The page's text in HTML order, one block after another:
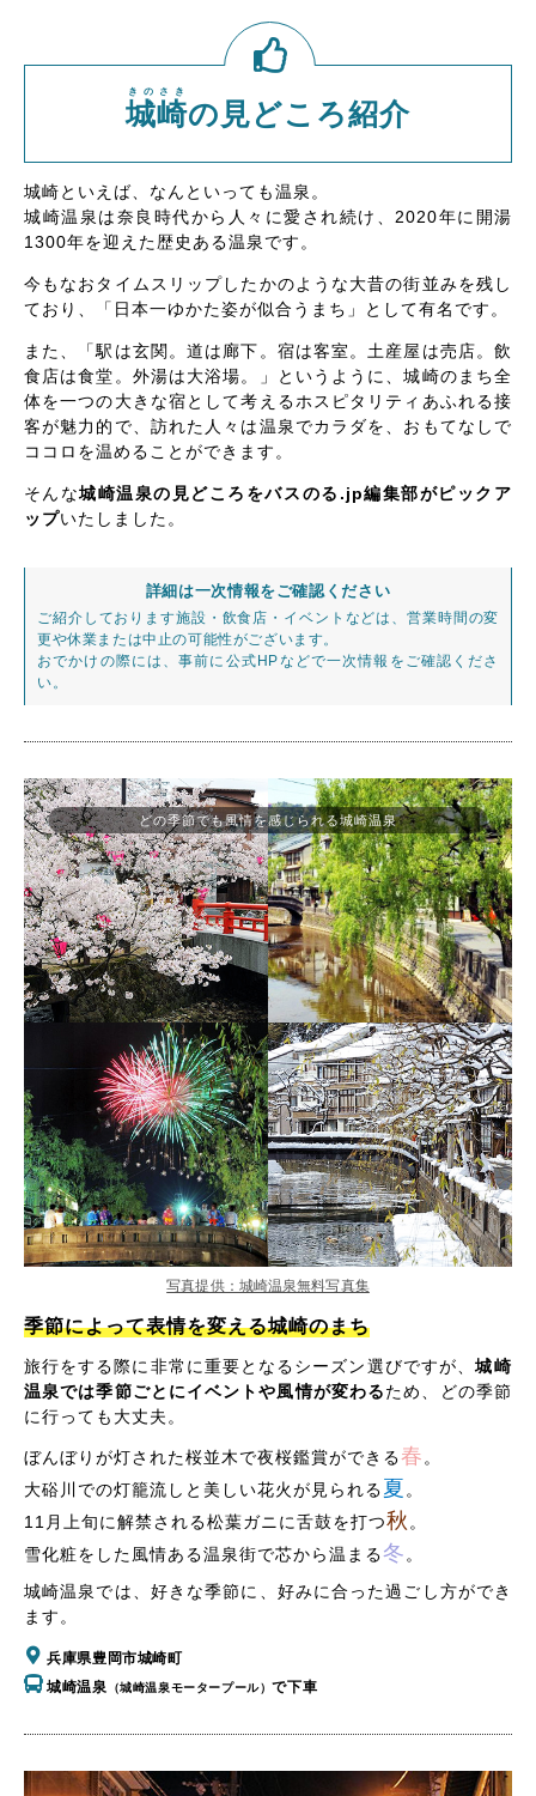
城崎
きのさき
の見どころ紹介
城崎といえば、なんといっても温泉。
城崎温泉は奈良時代から人々に愛され続け、2020年に開湯
1300年を迎えた歴史ある温泉です。
今もなおタイムスリップしたかのような大昔の街並みを残し
ており、「日本一ゆかた姿が似合うまち」として有名です。
また、「駅は玄関。道は廊下。宿は客室。土産屋は売店。飲
食店は食堂。外湯は大浴場。」というように、城崎のまち全
体を一つの大きな宿として考えるホスピタリティあふれる接
客が魅力的で、訪れた人々は温泉でカラダを、おもてなしで
ココロを温めることができます。
そんな城崎温泉の見どころをバスのる.jp編集部がピックア
ップいたしました。
詳細は一次情報をご確認ください
ご紹介しております施設・飲食店・イベントなどは、営業時間の変
更や休業または中止の可能性がございます。
おでかけの際には、事前に公式HPなどで一次情報をご確認くださ
い。
どの季節でも風情を感じられる城崎温泉
写真提供：城崎温泉無料写真集
季節によって表情を変える城崎のまち
旅行をする際に非常に重要となるシーズン選びですが、 城崎
温泉では季節ごとにイベントや風情が変わるため、どの季節
に行っても大丈夫。
ぼんぼりが灯された桜並木で夜桜鑑賞ができる春 。
大硲川での灯籠流しと美しい花火が見られる夏 。
11月上旬に解禁される松葉ガニに舌鼓を打つ秋 。
雪化粧をした風情ある温泉街で芯から温まる冬 。
城崎温泉では、好きな季節に、好みに合った過ごし方ができ
ます。
兵庫県豊岡市城崎町
城崎温泉 （城崎温泉モータープール）で下車